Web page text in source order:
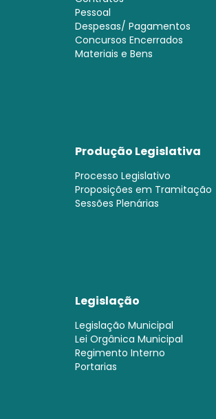
Pessoal
Despesas/ Pagamentos
Concursos Encerrados
Materiais e Bens
Produção Legislativa
Processo Legislativo
Proposições em Tramitação
Sessões Plenárias
Legislação
Legislação Municipal
Lei Orgânica Municipal
Regimento Interno
Portarias